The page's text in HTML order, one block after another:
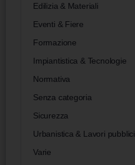
Edilizia & Materiali
Eventi & Fiere
Formazione
Impiantistica & Tecnologie
Normativa
Senza categoria
Sicurezza
Urbanistica & Lavori pubblici
Varie